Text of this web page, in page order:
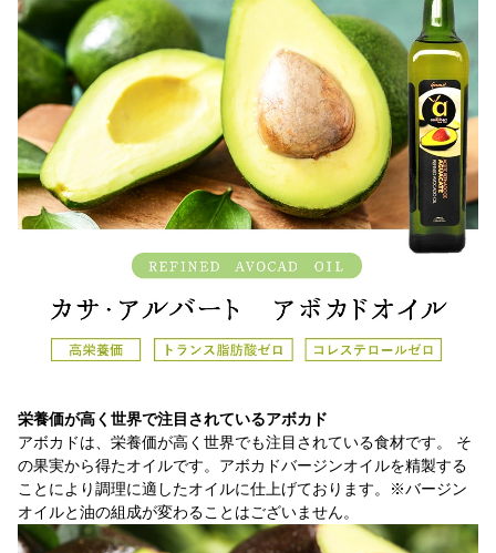
栄養価が高く世界で注目されているアボカド
アボカドは、栄養価が高く世界でも注目されている食材です。 そ
の果実から得たオイルです。アボカドバージンオイルを精製する
ことにより調理に適したオイルに仕上げております。※バージン
オイルと油の組成が変わることはございません。